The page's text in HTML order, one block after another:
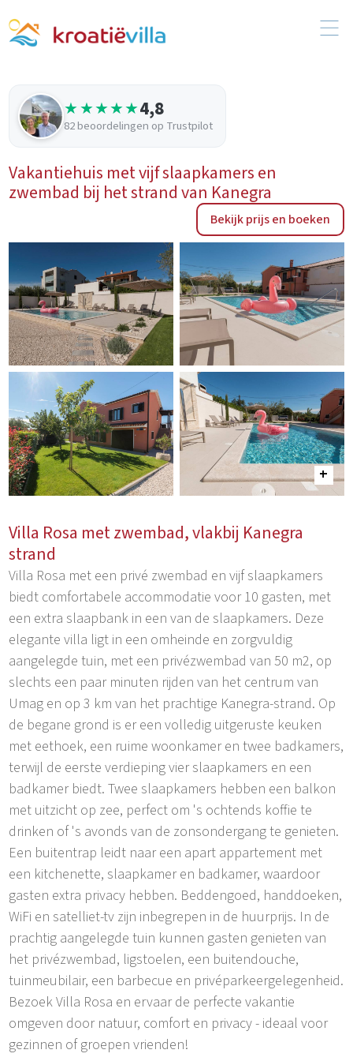
★★★★★4,8
82 beoordelingen op Trustpilot
Vakantiehuis met vijf slaapkamers en
zwembad bij het strand van Kanegra
Bekijk prijs en boeken
Villa Rosa met zwembad, vlakbij Kanegra
strand
Villa Rosa met een privé zwembad en vijf slaapkamers
biedt comfortabele accommodatie voor 10 gasten, met
een extra slaapbank in een van de slaapkamers. Deze
elegante villa ligt in een omheinde en zorgvuldig
aangelegde tuin, met een privézwembad van 50 m2, op
slechts een paar minuten rijden van het centrum van
Umag en op 3 km van het prachtige Kanegra-strand. Op
de begane grond is er een volledig uitgeruste keuken
met eethoek, een ruime woonkamer en twee badkamers,
terwijl de eerste verdieping vier slaapkamers en een
badkamer biedt. Twee slaapkamers hebben een balkon
met uitzicht op zee, perfect om 's ochtends koffie te
drinken of 's avonds van de zonsondergang te genieten.
Een buitentrap leidt naar een apart appartement met
een kitchenette, slaapkamer en badkamer, waardoor
gasten extra privacy hebben. Beddengoed, handdoeken,
WiFi en satelliet-tv zijn inbegrepen in de huurprijs. In de
prachtig aangelegde tuin kunnen gasten genieten van
het privézwembad, ligstoelen, een buitendouche,
tuinmeubilair, een barbecue en privéparkeergelegenheid.
Bezoek Villa Rosa en ervaar de perfecte vakantie
omgeven door natuur, comfort en privacy - ideaal voor
gezinnen of groepen vrienden!